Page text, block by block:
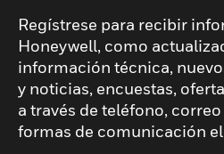
Regístrese para recibir
Honeywell, como
información técnica,
y noticias, encuestas,
a través de teléfono,
formas de comunicación